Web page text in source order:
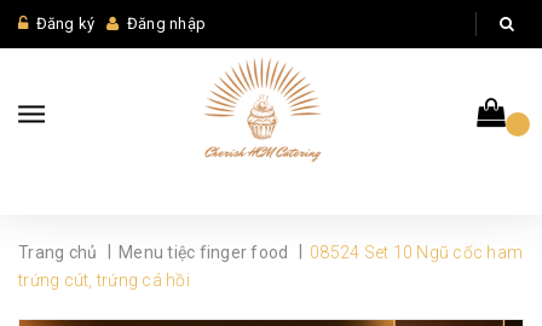
Đăng ký Đăng nhập
Trang chủ Menu tiệc finger food
08524 Set 10 Ngũ cốc ham
trứng cút, trứng cá hồi